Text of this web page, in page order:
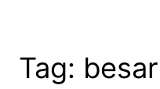
Tag: besar